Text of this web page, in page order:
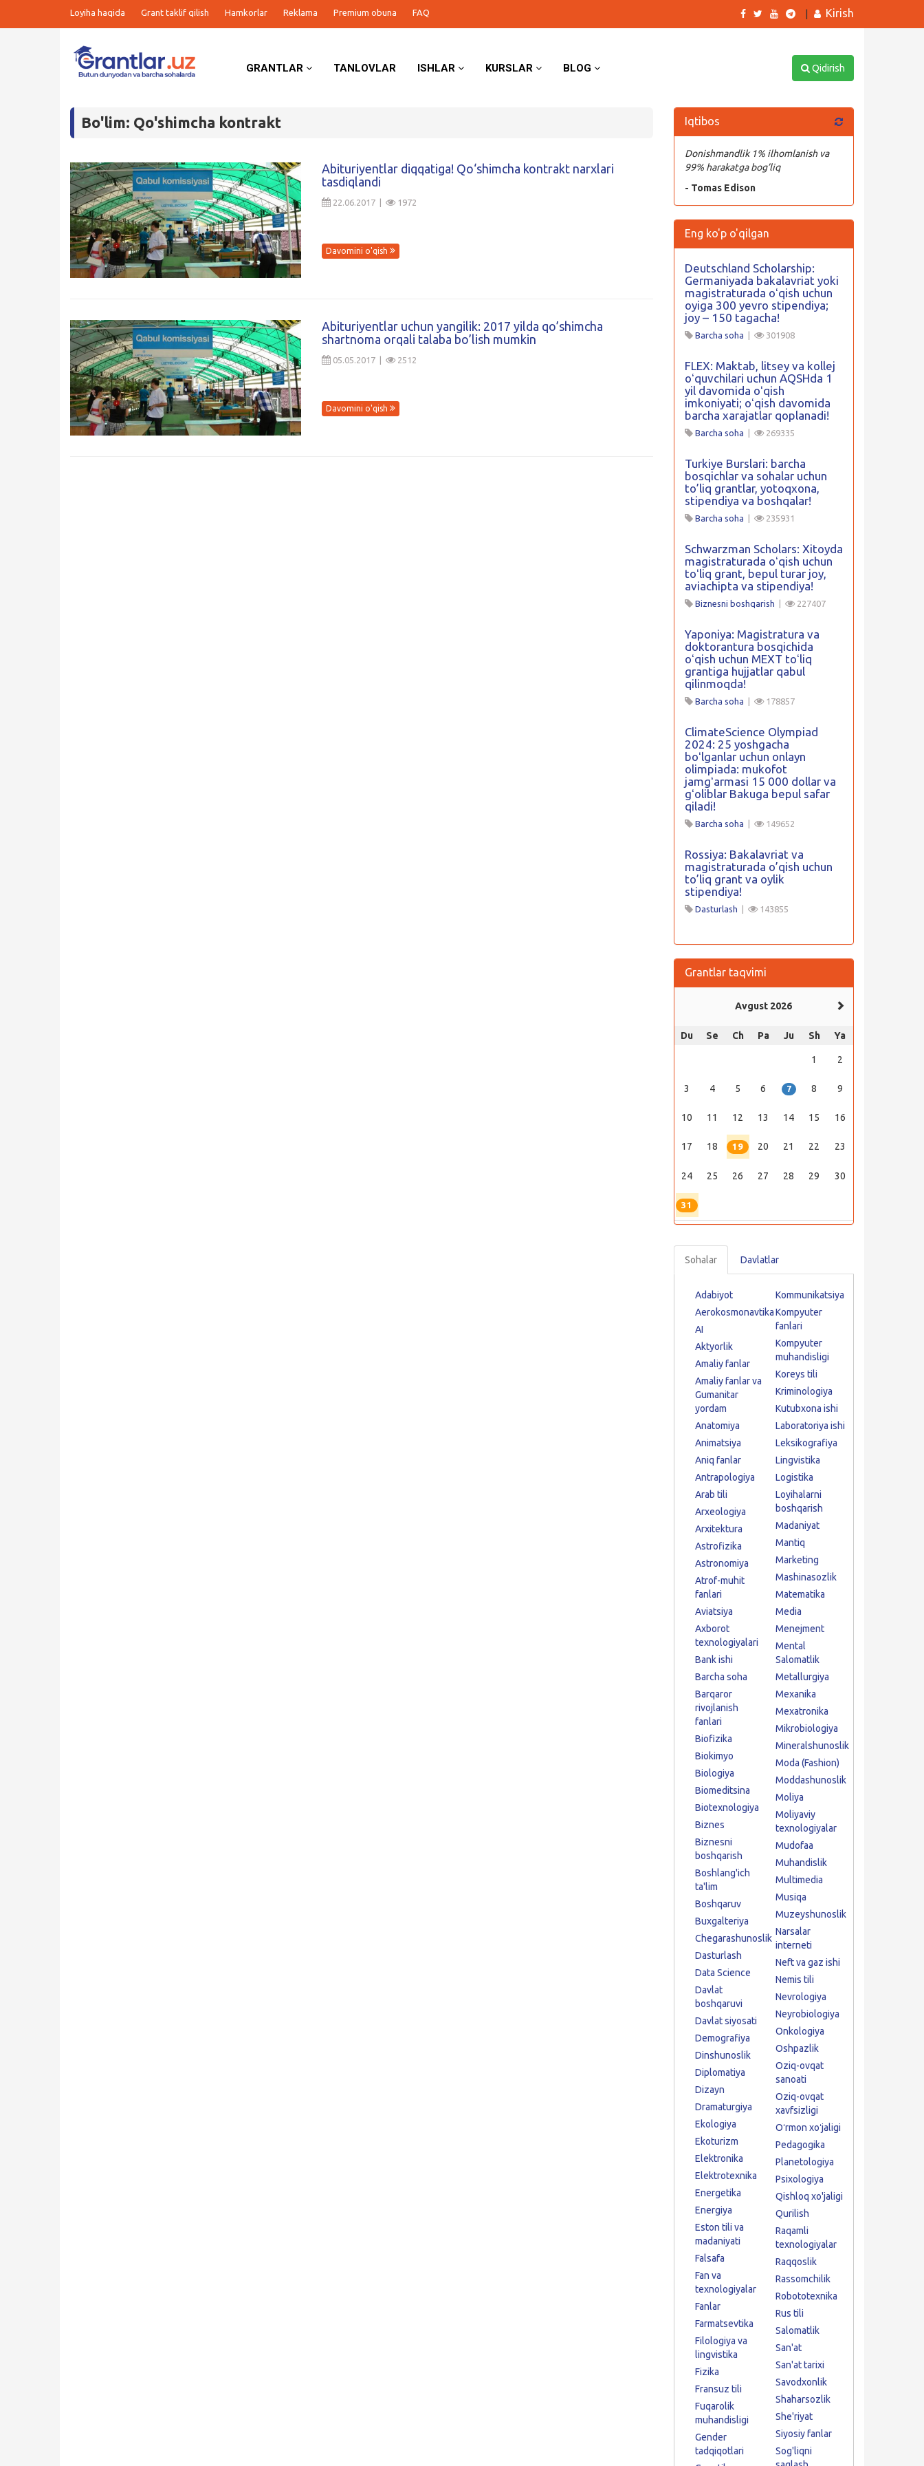
Loyiha haqida Grant taklif qilish Hamkorlar Reklama Premium obuna FAQ Kirish
GRANTLAR TANLOVLAR ISHLAR KURSLAR BLOG Qidirish
Bo'lim: Qo'shimcha kontrakt
Abituriyentlar diqqatiga! Qo‘shimcha kontrakt narxlari
tasdiqlandi
22.06.2017 | 1972
Davomini o'qish
Abituriyentlar uchun yangilik: 2017 yilda qo’shimcha
shartnoma orqali talaba bo’lish mumkin
05.05.2017 | 2512
Davomini o'qish
Iqtibos
Donishmandlik 1% ilhomlanish va
99% harakatga bog’liq
- Tomas Edison
Eng ko'p o'qilgan
Deutschland Scholarship:
Germaniyada bakalavriat yoki
magistraturada oʻqish uchun
oyiga 300 yevro stipendiya;
joy – 150 tagacha!
Barcha soha 301908
FLEX: Maktab, litsey va kollej
oʻquvchilari uchun AQSHda 1
yil davomida oʻqish
imkoniyati; oʻqish davomida
barcha xarajatlar qoplanadi!
Barcha soha 269335
Turkiye Burslari: barcha
bosqichlar va sohalar uchun
to’liq grantlar, yotoqxona,
stipendiya va boshqalar!
Barcha soha 235931
Schwarzman Scholars: Xitoyda
magistraturada oʻqish uchun
toʻliq grant, bepul turar joy,
aviachipta va stipendiya!
Biznesni boshqarish 227407
Yaponiya: Magistratura va
doktorantura bosqichida
oʻqish uchun MEXT toʻliq
grantiga hujjatlar qabul
qilinmoqda!
Barcha soha 178857
ClimateScience Olympiad
2024: 25 yoshgacha
boʻlganlar uchun onlayn
olimpiada: mukofot
jamgʻarmasi 15 000 dollar va
gʻoliblar Bakuga bepul safar
qiladi!
Barcha soha 149652
Rossiya: Bakalavriat va
magistraturada o’qish uchun
to’liq grant va oylik
stipendiya!
Dasturlash 143855
Grantlar taqvimi
Avgust 2026
Du Se Ch Pa Ju Sh Ya
1 2
3 4 5 6 7 8 9
10 11 12 13 14 15 16
17 18 19 20 21 22 23
24 25 26 27 28 29 30
31
Sohalar Davlatlar
Adabiyot
Aerokosmonavtika
AI
Aktyorlik
Amaliy fanlar
Amaliy fanlar va
Gumanitar
yordam
Anatomiya
Animatsiya
Aniq fanlar
Antrapologiya
Arab tili
Arxeologiya
Arxitektura
Astrofizika
Astronomiya
Atrof-muhit
fanlari
Aviatsiya
Axborot
texnologiyalari
Bank ishi
Barcha soha
Barqaror
rivojlanish
fanlari
Biofizika
Biokimyo
Biologiya
Biomeditsina
Biotexnologiya
Biznes
Biznesni
boshqarish
Boshlang'ich
ta'lim
Boshqaruv
Buxgalteriya
Chegarashunoslik
Dasturlash
Data Science
Davlat
boshqaruvi
Davlat siyosati
Demografiya
Dinshunoslik
Diplomatiya
Dizayn
Dramaturgiya
Ekologiya
Ekoturizm
Elektronika
Elektrotexnika
Energetika
Energiya
Eston tili va
madaniyati
Falsafa
Fan va
texnologiyalar
Fanlar
Farmatsevtika
Filologiya va
lingvistika
Fizika
Fransuz tili
Fuqarolik
muhandisligi
Gender
tadqiqotlari
Kommunikatsiya
Kompyuter
fanlari
Kompyuter
muhandisligi
Koreys tili
Kriminologiya
Kutubxona ishi
Laboratoriya ishi
Leksikografiya
Lingvistika
Logistika
Loyihalarni
boshqarish
Madaniyat
Mantiq
Marketing
Mashinasozlik
Matematika
Media
Menejment
Mental
Salomatlik
Metallurgiya
Mexanika
Mexatronika
Mikrobiologiya
Mineralshunoslik
Moda (Fashion)
Moddashunoslik
Moliya
Moliyaviy
texnologiyalar
Mudofaa
Muhandislik
Multimedia
Musiqa
Muzeyshunoslik
Narsalar
interneti
Neft va gaz ishi
Nemis tili
Nevrologiya
Neyrobiologiya
Onkologiya
Oshpazlik
Oziq-ovqat
sanoati
Oziq-ovqat
xavfsizligi
Oʻrmon xoʻjaligi
Pedagogika
Planetologiya
Psixologiya
Qishloq xo'jaligi
Qurilish
Raqamli
texnologiyalar
Raqqoslik
Rassomchilik
Robototexnika
Rus tili
Salomatlik
San'at
San'at tarixi
Savodxonlik
Shaharsozlik
She'riyat
Siyosiy fanlar
Sog'liqni